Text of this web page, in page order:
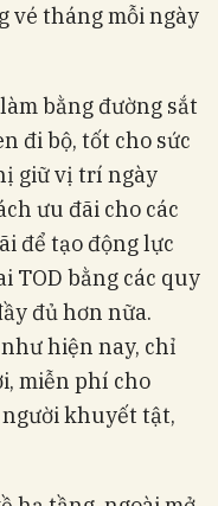
vé tháng mỗi ngày
bằng đường sắt
đi bộ, tốt cho sức
giữ vị trí ngày
ưu đãi cho các
để tạo động lực
TOD bằng các quy
đủ hơn nữa.
hiện nay, chỉ
miễn phí cho
người khuyết tật,